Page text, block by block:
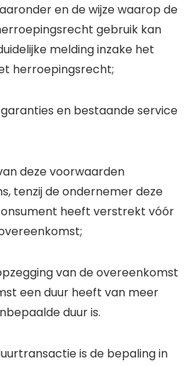
en de wijze waarop de
gebruik kan
melding inzake het
herroepingsrecht;
en bestaande service
deze voorwaarden
tenzij de ondernemer deze
heeft verstrekt vóór
van de overeenkomst
een duur heeft van meer
duur is.
is de bepaling in